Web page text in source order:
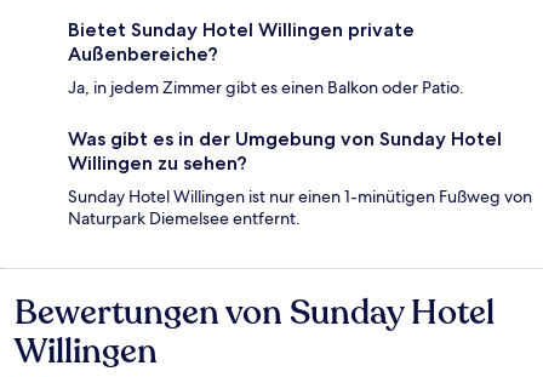
Bietet Sunday Hotel Willingen private
Außenbereiche?
Ja, in jedem Zimmer gibt es einen Balkon oder Patio.
Was gibt es in der Umgebung von Sunday Hotel
Willingen zu sehen?
Sunday Hotel Willingen ist nur einen 1-minütigen Fußweg von
Naturpark Diemelsee entfernt.
Bewertungen
Bewertungen von Sunday Hotel
Willingen